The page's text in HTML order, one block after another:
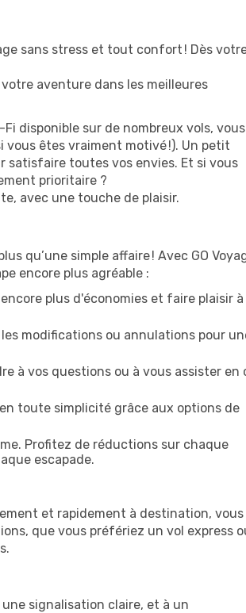
sans stress et tout confort ! Dès
aventure dans les meilleures
disponible sur de nombreux vols, vous
vous êtes vraiment motivé !). Un petit
satisfaire toutes vos envies. Et si vous
prioritaire ?
avec une touche de plaisir.
qu’une simple affaire ! Avec GO
encore plus agréable :
plus d'économies et faire plaisir à
modifications ou annulations pour
à vos questions ou à vous assister en
toute simplicité grâce aux options de
Profitez de réductions sur chaque
escapade.
et rapidement à destination, vous
que vous préfériez un vol express
signalisation claire, et à un